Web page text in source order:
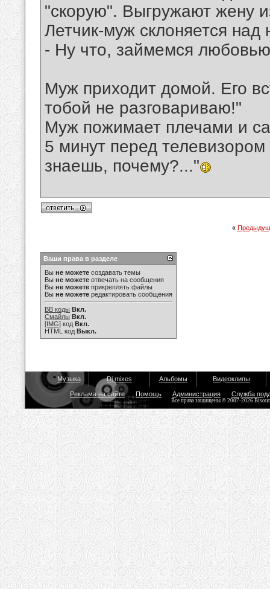
"скорую". Выгружают жену
Летчик-муж склоняется
- Ну что, займемся
Муж приходит домой. Его
тобой не разговариваю!"
Муж пожимает плечами и
5 минут перед
знаешь, почему?..."
«
Ваши права в разделе
Вы не можете создавать темы
Вы не можете отвечать на сообщения
Вы не можете прикреплять файлы
Вы не можете редактировать сообщения
BB коды Вкл.
Смайлы Вкл.
[IMG] код Вкл.
HTML код Выкл.
Музыка Dj mixes Альбомы Видеоклипы
Реклама на сайте Помощь Администрация Служба
Все права защищены © 2007-2026